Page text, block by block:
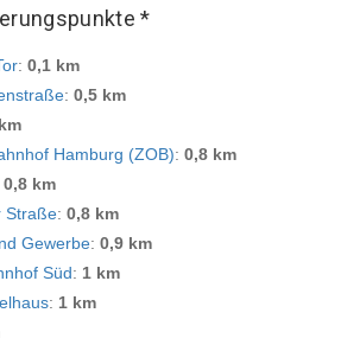
*
: 0,1 km
: 0,5 km
Hamburg (ZOB): 0,8 km
0,8 km
Straße: 0,8 km
Gewerbe: 0,9 km
Süd: 1 km
: 1 km